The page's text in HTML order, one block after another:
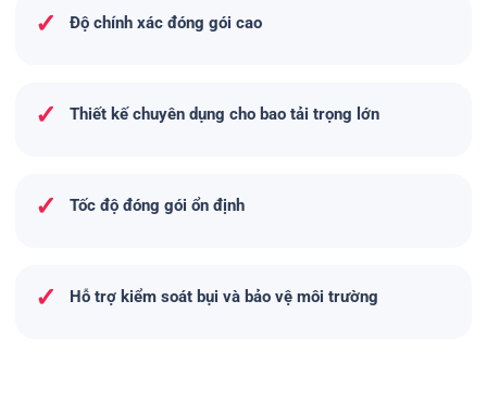
✓ Độ chính xác đóng gói cao
✓ Thiết kế chuyên dụng cho bao tải trọng lớn
✓ Tốc độ đóng gói ổn định
✓ Hỗ trợ kiểm soát bụi và bảo vệ môi trường